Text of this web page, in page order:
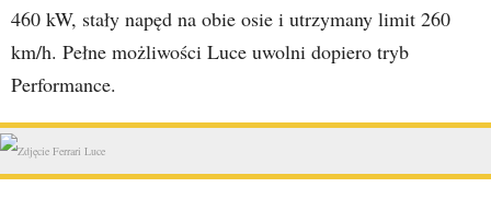
460 kW, stały napęd na obie osie i utrzymany limit 260
km/h. Pełne możliwości Luce uwolni dopiero tryb
Performance.